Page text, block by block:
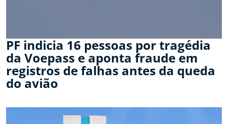
PF indicia 16 pessoas por tragédia
da Voepass e aponta fraude em
registros de falhas antes da queda
do avião